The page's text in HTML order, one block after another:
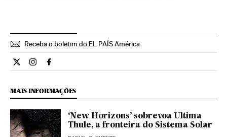
Receba o boletim do EL PAÍS América
Ciencia El País Brasil en Twitter
Ciencia El País Brasil en Instagram
Ciencia El País Brasil en Facebook
MAIS INFORMAÇÕES
‘New Horizons’ sobrevoa Ultima
Thule, a fronteira do Sistema Solar